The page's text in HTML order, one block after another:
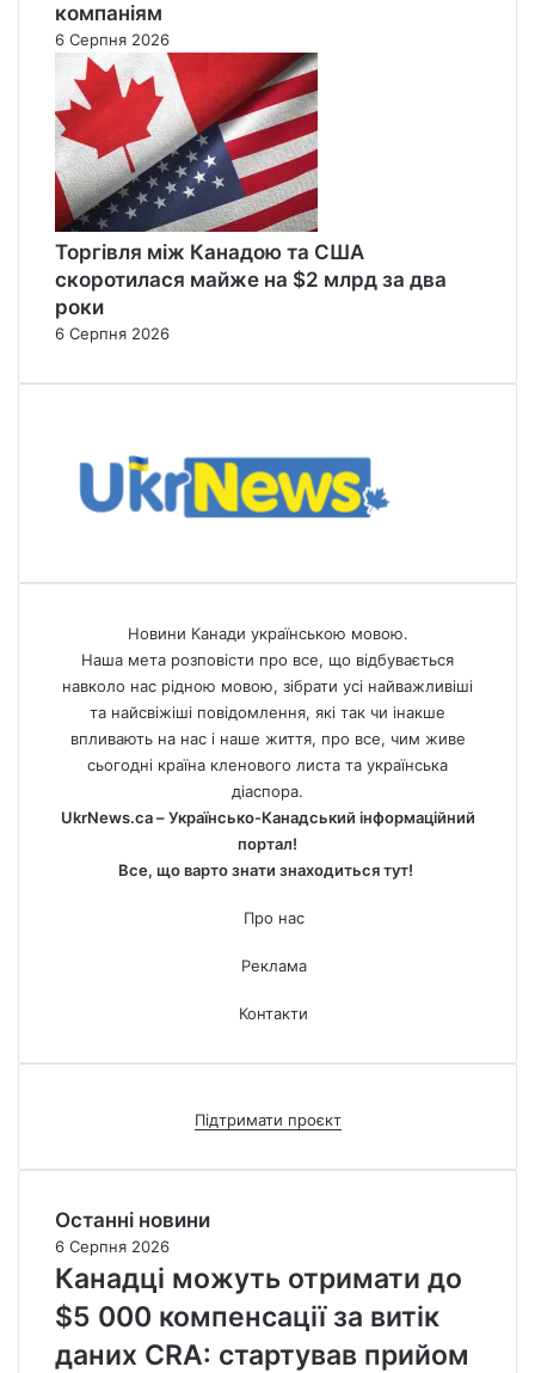
компаніям
6 Серпня 2026
Торгівля між Канадою та США
скоротилася майже на $2 млрд за два
роки
6 Серпня 2026
Новини Канади українською мовою.
Наша мета розповісти про все, що відбувається
навколо нас рідною мовою, зібрати усі найважливіші
та найсвіжіші повідомлення, які так чи інакше
впливають на нас і наше життя, про все, чим живе
сьогодні країна кленового листа та українська
діаспора.
UkrNews.ca – Українсько-Канадський інформаційний
портал!
Все, що варто знати знаходиться тут!
Про нас
Реклама
Контакти
Підтримати проєкт
Останні новини
6 Серпня 2026
Канадці можуть отримати до
$5 000 компенсації за витік
даних CRA: стартував прийом